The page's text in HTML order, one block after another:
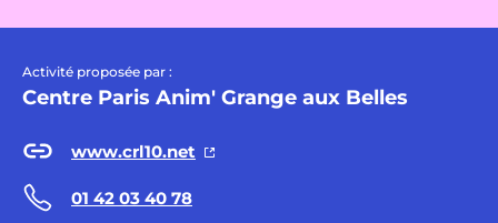
Activité proposée par :
Centre Paris Anim' Grange aux Belles
www.crl10.net
01 42 03 40 78